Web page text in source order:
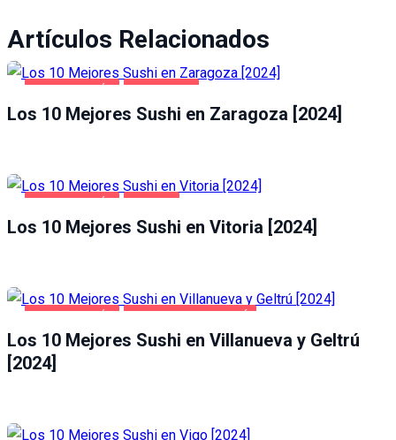
Artículos Relacionados
Los 10 Mejores Sushi en Zaragoza [2024]
Los 10 Mejores Sushi en Vitoria [2024]
Los 10 Mejores Sushi en Villanueva y Geltrú
[2024]